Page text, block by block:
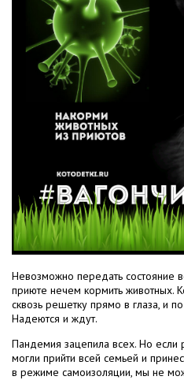
Невозможно передать состояние
приюте нечем кормить животных.
сквозь решетку прямо в глаза, и
Надеются и ждут.
Пандемия зацепила всех. Но если
могли прийти всей семьей и
в режиме самоизоляции, мы не